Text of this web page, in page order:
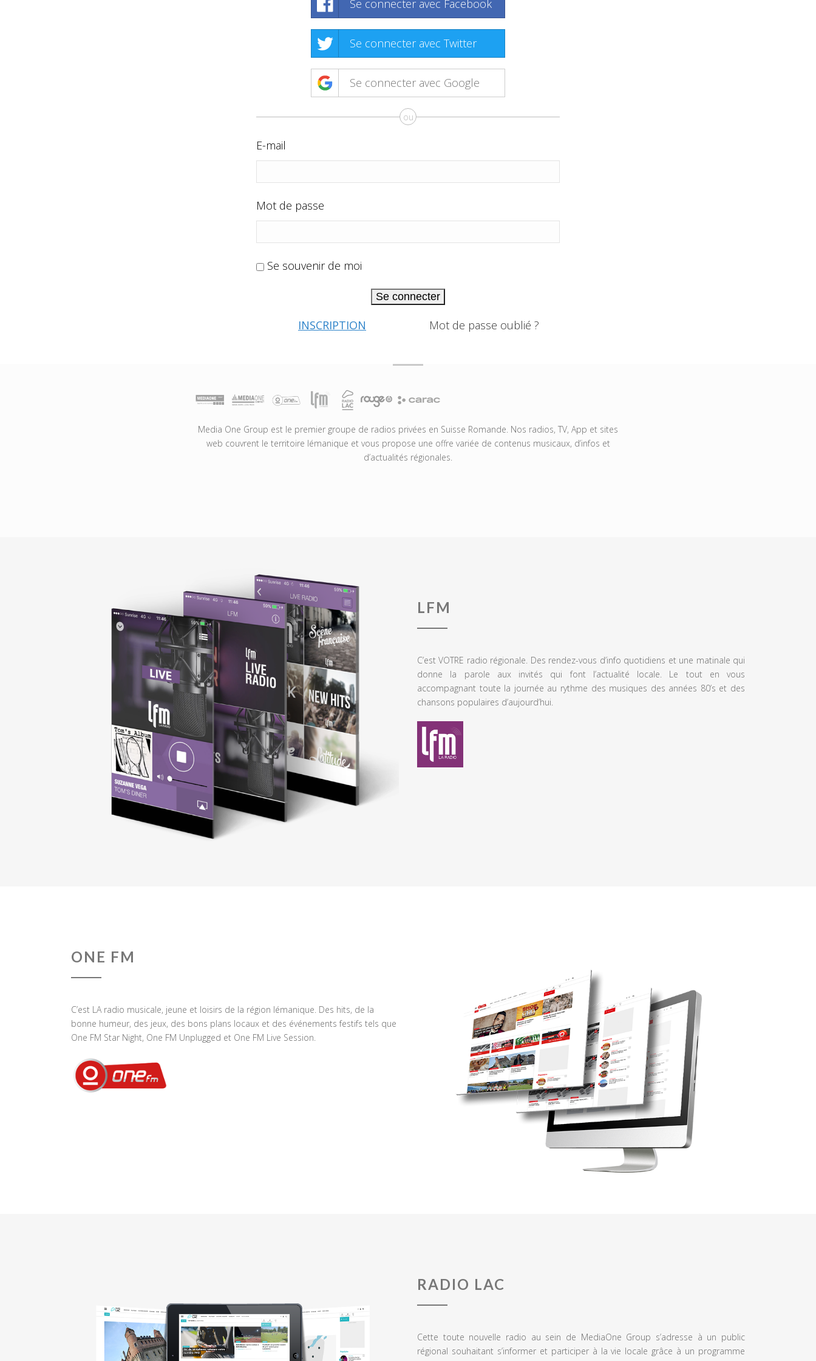
Se connecter avec Facebook
Se connecter avec Twitter
Se connecter avec Google
ou
E-mail
Mot de passe
Se souvenir de moi
Se connecter
INSCRIPTION Mot de passe oublié ?
Media One Group est le premier groupe de radios privées en Suisse Romande. Nos radios, TV, App et sites
web couvrent le territoire lémanique et vous propose une offre variée de contenus musicaux, d’infos et
d’actualités régionales.
LFM
C’est VOTRE radio régionale. Des rendez-vous d’info quotidiens et une matinale qui
donne la parole aux invités qui font l’actualité locale. Le tout en vous
accompagnant toute la journée au rythme des musiques des années 80’s et des
chansons populaires d’aujourd’hui.
ONE FM
C’est LA radio musicale, jeune et loisirs de la région lémanique. Des hits, de la
bonne humeur, des jeux, des bons plans locaux et des événements festifs tels que
One FM Star Night, One FM Unplugged et One FM Live Session.
RADIO LAC
Cette toute nouvelle radio au sein de MediaOne Group s’adresse à un public
régional souhaitant s’informer et participer à la vie locale grâce à un programme